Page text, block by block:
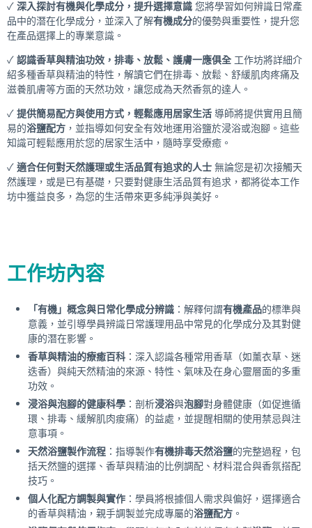
✓ 深入探討有機與化學成分，提升選擇意識 您將學習如何辨識日常產
品中的潛在化學成分，並深入了解有機成分的優勢與重要性，提升您
在產品選擇上的專業意識。
✓ 認識香草與精油功效，排毒、放鬆、護膚一應俱全 工作坊將詳細介
紹多種香草與精油的特性，解讀它們在排毒、放鬆、舒緩肌肉疼痛及
滋養肌膚等方面的天然功效，讓您成為天然香氛的達人。
✓ 提供簡易配方與使用方式，輕鬆應用居家生活 導師將提供實用且簡
易的浴鹽配方 ，並指導如何安全有效地運用浴鹽於浸浴或泡腳。這些
知識可輕鬆應用於您的居家生活中，隨時享受療癒。
✓ 適合任何對天然護理或生活品質有追求的人士 無論您是初次接觸天
然護理，或是已有基礎，只要對健康生活品質有追求，都將從本工作
坊中獲益良多，為您的生活帶來更多純淨與美好。
工作坊內容
「有機」概念與日常化學成分辨識 ：解釋何謂有機產品的標準與
意義，並引導學員辨識日常護理用品中常見的化學成分及其對健
康的潛在影響。
香草與精油的療癒百科 ：深入認識各種常用香草（如薰衣草、迷
迭香）與純天然精油的來源、特性、氣味及在身心靈層面的多重
功效。
浸浴與泡腳的健康科學 ：剖析浸浴與泡腳對身體健康（如促進循
環、排毒、緩解肌肉痠痛）的益處，並提醒相關的使用禁忌與注
意事項。
天然浴鹽製作流程 ：指導製作有機排毒天然浴鹽的完整過程，包
括天然鹽的選擇、香草與精油的比例調配、材料混合與香氛搭配
技巧。
個人化配方調製與實作 ：學員將根據個人需求與偏好，選擇適合
的香草與精油，親手調製並完成專屬的浴鹽配方 。